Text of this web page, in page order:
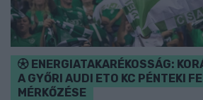
ENERGIATAKARÉKOSSÁG:
A GYŐRI AUDI ETO KC PÉNTEKI
MÉRKŐZÉSE